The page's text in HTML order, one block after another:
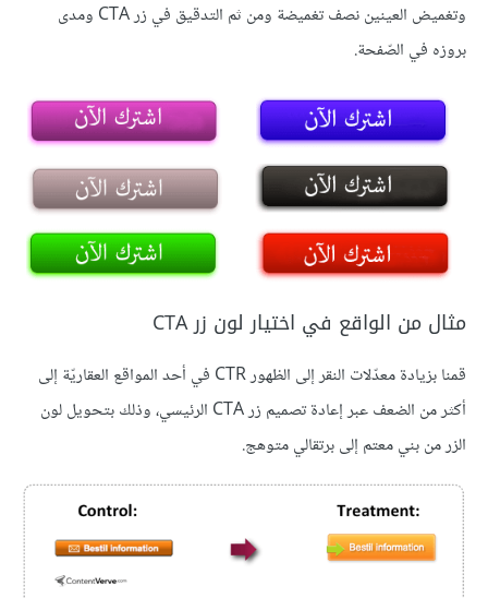
وتغميض العينين نصف تغميضة ومن ثم التدقيق في زر CTA ومدى
بروزه في الصّفحة.
مثال من الواقع في اختيار لون زر CTA
قمنا بزيادة معدّلات النقر إلى الظهور CTR في أحد المواقع العقاريّة إلى
أكثر من الضعف عبر إعادة تصميم زر CTA الرئيسي، وذلك بتحويل لون
الزر من بني معتم إلى برتقالي متوهج.